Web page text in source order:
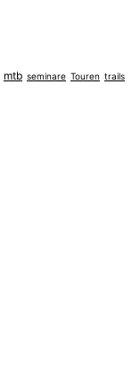
mtb seminare Touren trails